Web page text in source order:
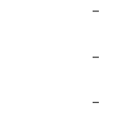
–
–
–